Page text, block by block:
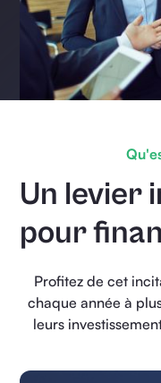
Un levier
pour
Profitez de cet
chaque année à
leurs